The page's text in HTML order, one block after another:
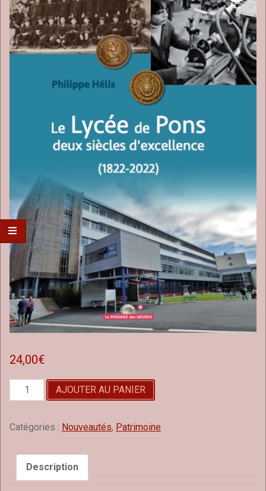
24,00€
quantité
de
lycée
deux
siècles
AJOUTER AU PANIER
Catégories : Nouveautés, Patrimoine
Description